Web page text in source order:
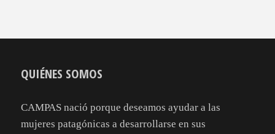
QUIÉNES SOMOS
CAMPAS nació porque deseamos ayudar a las
mujeres patagónicas a desarrollarse en sus